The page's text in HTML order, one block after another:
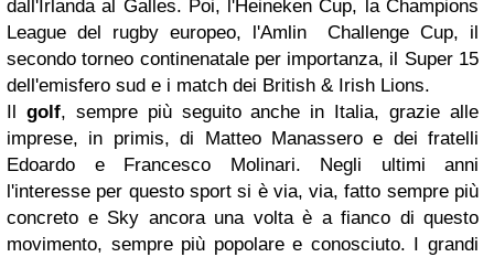
dall'Irlanda al Galles. Poi, l'Heineken Cup, la Champions
League del rugby europeo, l'Amlin Challenge Cup, il
secondo torneo continenatale per importanza, il Super 15
dell'emisfero sud e i match dei British & Irish Lions.
golf, sempre più seguito anche in Italia, grazie alle
imprese, in primis, di Matteo Manassero e dei fratelli
Edoardo e Francesco Molinari. Negli ultimi anni
l'interesse per questo sport si è via, via, fatto sempre più
concreto e Sky ancora una volta è a fianco di questo
movimento, sempre più popolare e conosciuto. I grandi